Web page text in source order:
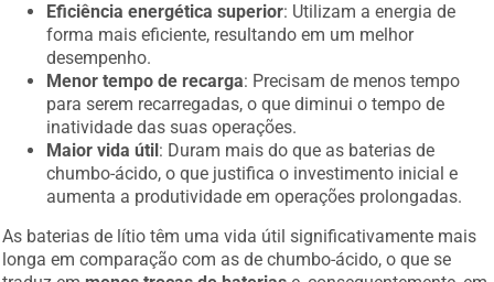
Eficiência energética superior: Utilizam a energia de
forma mais eficiente, resultando em um melhor
desempenho.
Menor tempo de recarga: Precisam de menos tempo
para serem recarregadas, o que diminui o tempo de
inatividade das suas operações.
Maior vida útil : Duram mais do que as baterias de
chumbo-ácido, o que justifica o investimento inicial e
aumenta a produtividade em operações prolongadas.
As baterias de lítio têm uma vida útil significativamente mais
longa em comparação com as de chumbo-ácido, o que se